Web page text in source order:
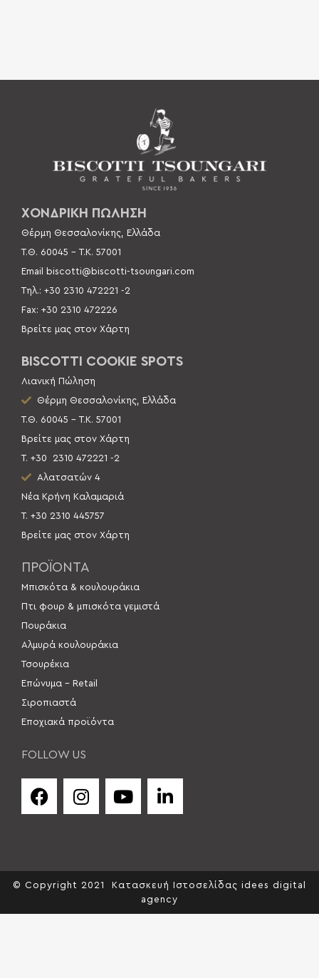
ΧΟΝΔΡΙΚΗ ΠΩΛΗΣΗ
Θέρμη Θεσσαλονίκης, Ελλάδα
Τ.Θ. 60045 –Τ.Κ. 57001
Email biscotti@biscotti-tsoungari.com
Τηλ.: +30 2310 472221 -2
Fax: +30 2310 472226
Βρείτε μας στον Χάρτη
BISCOTTI COOKIE SPOTS
Λιανική Πώληση
Θέρμη Θεσσαλονίκης, Ελλάδα
Τ.Θ. 60045 – Τ.Κ. 57001
Βρείτε μας στον Χάρτη
Τ. +30
2310 472221 -2
Αλατσατών 4
Νέα Κρήνη Καλαμαριά
Τ. +30 2310 445757
Βρείτε μας στον Χάρτη
ΠΡΟΪΟΝΤΑ
Μπισκότα & κουλουράκια
Πτι φουρ & μπισκότα γεμιστά
Πουράκια
Αλμυρά κουλουράκια
Τσουρέκια
Επώνυμα – Retail
Σιροπιαστά
Εποχιακά προϊόντα
FOLLOW US
© Copyright 2021
Κατασκευή Ιστοσελίδας idees digital
agency